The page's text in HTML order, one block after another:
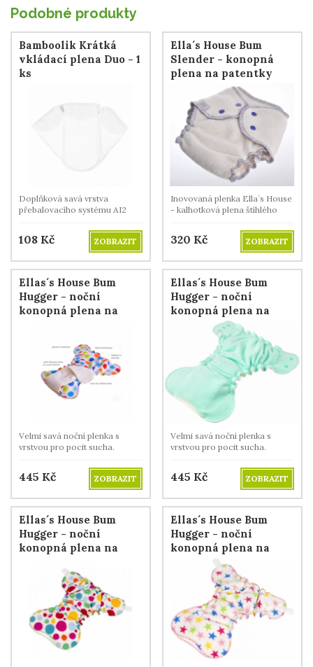
Podobné produkty
Bamboolik Krátká
vkládací plena Duo - 1
ks
Doplňková savá vrstva
přebalovacího systému AI2
108 Kč ZOBRAZIT
Ella´s House Bum
Slender - konopná
plena na patentky
Inovovaná plenka Ella´s House
- kalhotková plena štíhlého
320 Kč ZOBRAZIT
Ellas´s House Bum
Hugger - noční
konopná plena na
Velmi savá noční plenka s
vrstvou pro pocit sucha.
445 Kč ZOBRAZIT
Ellas´s House Bum
Hugger - noční
konopná plena na
patentky - Mint
Velmi savá noční plenka s
vrstvou pro pocit sucha.
445 Kč ZOBRAZIT
Ellas´s House Bum
Hugger - noční
konopná plena na
Ellas´s House Bum
Hugger - noční
konopná plena na
suchý zip - Stars